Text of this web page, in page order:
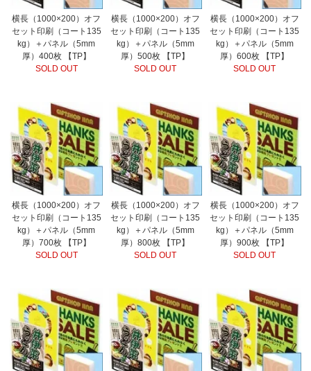
横長（1000×200）オフ
セット印刷（コート135
kg）＋パネル（5mm
厚）400枚 【TP】
SOLD OUT
横長（1000×200）オフ
セット印刷（コート135
kg）＋パネル（5mm
厚）500枚 【TP】
SOLD OUT
横長（1000×200）オフ
セット印刷（コート135
kg）＋パネル（5mm
厚）600枚 【TP】
SOLD OUT
横長（1000×200）オフ
セット印刷（コート135
kg）＋パネル（5mm
厚）700枚 【TP】
SOLD OUT
横長（1000×200）オフ
セット印刷（コート135
kg）＋パネル（5mm
厚）800枚 【TP】
SOLD OUT
横長（1000×200）オフ
セット印刷（コート135
kg）＋パネル（5mm
厚）900枚 【TP】
SOLD OUT